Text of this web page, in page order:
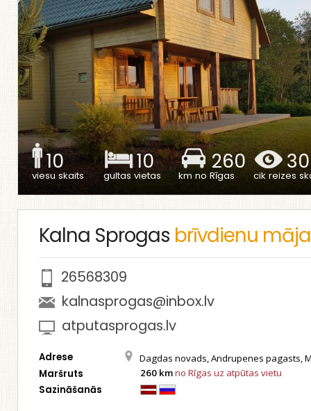
10
viesu skaits
10
gultas vietas
260
km no Rīgas cik reizes
Kalna Sprogas brīvdienu māja
26568309
kalnasprogas@inbox.lv
atputasprogas.lv
Adrese Dagdas novads, Andrupenes pagasts,
Maršruts 260 kmno Rīgas uz atpūtas vietu
Sazināšanās